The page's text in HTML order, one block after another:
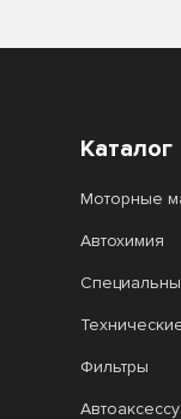
Каталог
Моторные
Автохимия
Фильтры